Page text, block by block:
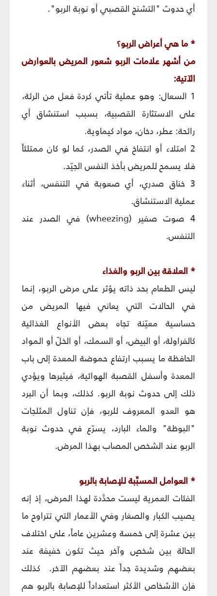
أي حدوث "التشنج القصبي أو نوبة الربو".
* ما هي أعراض الربو؟
من أشهر علامات الربو شعور المريض بالعوارض
الآتية:
1 السعال: وهو عملية تأتي كردة فعل من الرئة،
على الاستثارة القصبية، بسبب استنشاق أي
رائحة: عطر، دخان، مواد كيماوية.
2 امتلاء أو انتفاخ في الصدر، كما لو كان ممتلئاً
فلا يسمح للمريض بأخذ النفس الجيّد.
3 خناق صدري، أي صعوبة في التنفس، أثناء
عملية الاستنشاق.
4 صوت صفير (wheezing) في الصدر عند
التنفس.
* العلاقة بين الربو والغذاء
ليس الطعام بحد ذاته يؤثر على مرض الربو، إنما
في الحالات التي يعاني فيها المريض من
حساسية معيّنة تجاه بعض الأنواع الغذائية
كالفراولة، أو البيض، أو السمك، أو الخلّ أو المواد
الحافظة ما يسبب ارتفاع حموضة المعدة إلى باب
المعدة وأسفل القصبة الهوائية، فيثيرها ويؤدي
ذلك إلى حدوث نوبة الربو. كذلك، وبما أن البرد
هو العدو المعروف للربو، فإن تناول المثلجات
"البوظة" والماء البارد، يسرّع في حدوث نوبة
الربو عند الشخص المصاب بهذا المرض.
* العوامل المسبِّبة للإصابة بالربو
الفئات العمرية ليست محدَّدة لهذا المرض، إذ إنه
يصيب الكبار والصغار وفي الأعمار التي تتراوح ما
بين عشرة إلى خمسة وعشرين عاماً، على اختلاف
الحالة بين شخصٍ وآخر حيث تكون خفيفة عند
بعضهم وشديدة جداً عند بعضهم الآخر. كذلك
فإن الأشخاص الأكثر استعداداً للإصابة بالربو هم